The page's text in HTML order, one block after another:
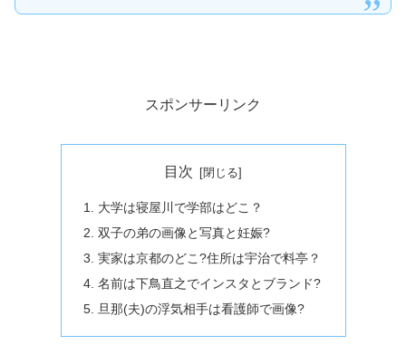
スポンサーリンク
目次
大学は寝屋川で学部はどこ？
双子の弟の画像と写真と妊娠?
実家は京都のどこ?住所は宇治で料亭？
名前は下鳥直之でインスタとブランド?
旦那(夫)の浮気相手は看護師で画像?